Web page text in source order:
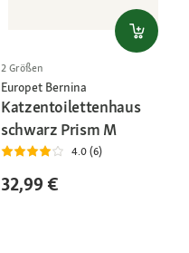
2 Größen
Europet Bernina
Katzentoilettenhaus
schwarz Prism M
4.0 (6)
32,99 €